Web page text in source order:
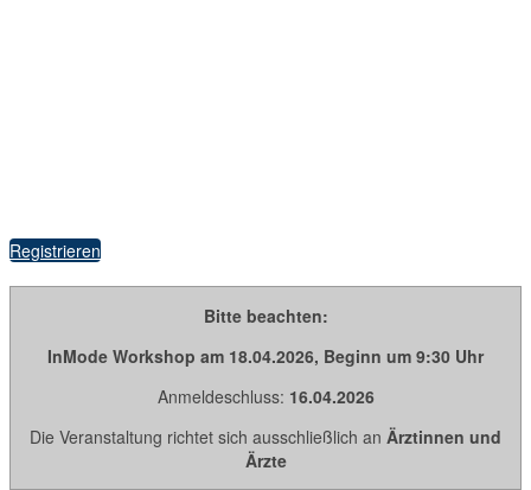
Registrieren
Bitte beachten:
InMode Workshop am 18.04.2026, Beginn um 9:30 Uhr
Anmeldeschluss: 16.04.2026
Die Veranstaltung richtet sich ausschließlich an Ärztinnen und
Ärzte